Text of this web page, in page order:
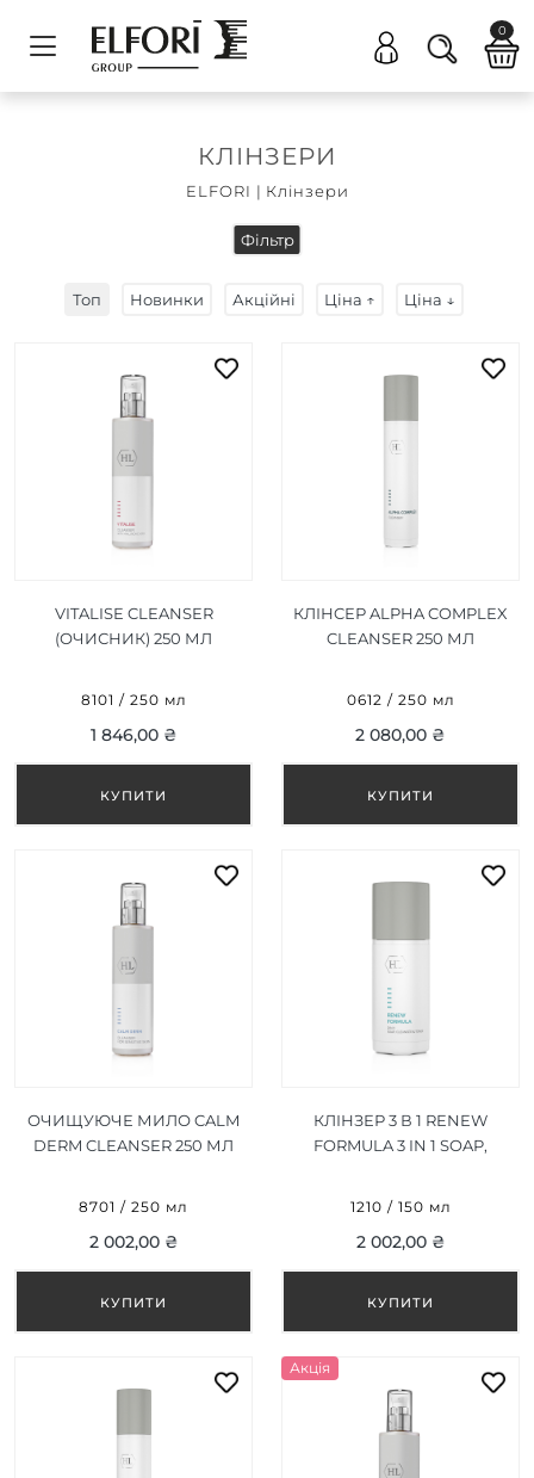
0
КЛІНЗЕРИ
ELFORI | Клінзери
Фільтр
Топ Новинки Акційні Ціна ↑ Ціна ↓
VITALISE CLEANSER
(ОЧИСНИК) 250 МЛ
8101 / 250 мл
1 846,00 ₴
КЛІНCЕР ALPHA COMPLEX
CLEANSER 250 МЛ
0612 / 250 мл
2 080,00 ₴
ОЧИЩУЮЧЕ МИЛО CALM
DERM CLEANSER 250 МЛ
8701 / 250 мл
2 002,00 ₴
КЛІНЗЕР 3 В 1 RENEW
FORMULA 3 IN 1 SOAP,
1210 / 150 мл
2 002,00 ₴
Акція